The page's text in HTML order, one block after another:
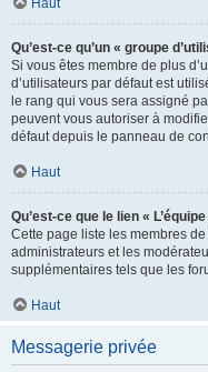
Haut
Qu’est-ce qu’un « groupe
Si vous êtes membre de plus
d’utilisateurs par défaut est
le rang qui vous sera assigné
peuvent vous autoriser à
défaut depuis le panneau de
Haut
Qu’est-ce que le lien «
Cette page liste les membres
administrateurs et les
supplémentaires tels que les
Haut
Messagerie privée